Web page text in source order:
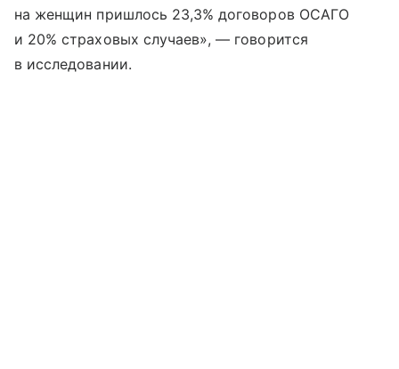
на женщин пришлось 23,3% договоров ОСАГО
и 20% страховых случаев», — говорится
в исследовании.